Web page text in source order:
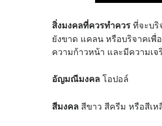
สิ่งมงคลที่ควรทำควรที่จะบริ
ยังขาด แคลน หรือบริจาคเพื่
ความก้าวหน้า และมีความเ
อัญมณีมงคลโอปอล์
สีมงคล สีขาว สีครีม หรือสีเห